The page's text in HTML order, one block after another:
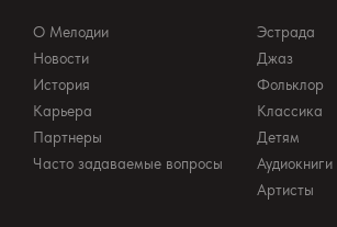
мистическая власть
становящаяся чистой
Губайдулиной, ностальгия
культуре и экзистенциальная
все это отчетливо слышно в
«Офферториуме»,
Каждое из этих сочинений —
О Мелодии
Новости
История
Карьера
Партнеры
Часто задаваемые вопросы
Эстрада
Джаз
Фольклор
Классика
Детям
Аудиокниги
Артисты